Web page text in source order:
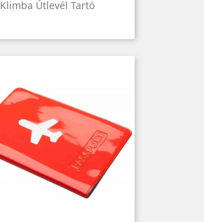
Klimba Útlevél Tartó